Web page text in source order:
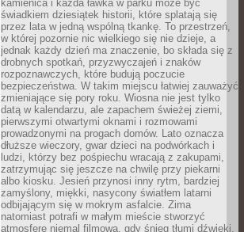
kamienica i każda ławka w parku może być
świadkiem dziesiątek historii, które splatają się
przez lata w jedną wspólną tkankę. To przestrzeń,
w której pozornie nic wielkiego się nie dzieje, a
jednak każdy dzień ma znaczenie, bo składa się z
drobnych spotkań, przyzwyczajeń i znaków
rozpoznawczych, które budują poczucie
bezpieczeństwa. W takim miejscu łatwiej zauważyć
zmieniające się pory roku. Wiosna nie jest tylko
datą w kalendarzu, ale zapachem świeżej ziemi,
pierwszymi otwartymi oknami i rozmowami
prowadzonymi na progach domów. Lato oznacza
dłuższe wieczory, gwar dzieci na podwórkach i
ludzi, którzy bez pośpiechu wracają z zakupami,
zatrzymując się jeszcze na chwilę przy piekarni
albo kiosku. Jesień przynosi inny rytm, bardziej
zamyślony, miękki, nasycony światłem latarni
odbijającym się w mokrym asfalcie. Zima
natomiast potrafi w małym mieście stworzyć
atmosferę niemal filmową, gdy śnieg tłumi dźwięki,